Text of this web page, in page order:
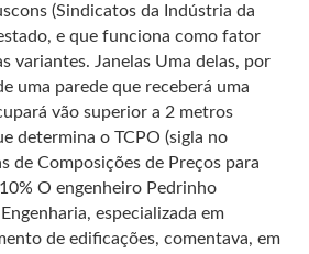
(Sindicatos da Indústria da
e que funciona como fator
variantes. Janelas Uma delas, por
uma parede que receberá uma
vão superior a 2 metros
determina o TCPO (sigla no
de Composições de Preços para
O engenheiro Pedrinho
especializada em
de edificações, comentava, em